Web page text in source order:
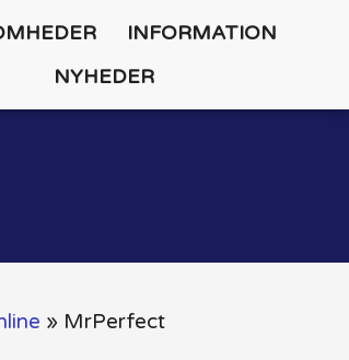
INFORMATION
NYHEDER
» MrPerfect